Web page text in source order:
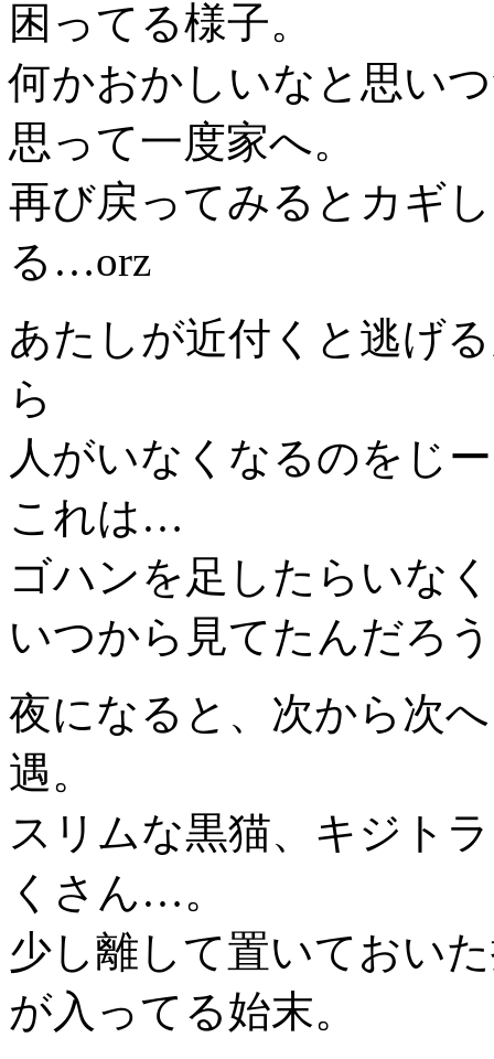
困ってる様子。
何かおかしいなと思い
思って一度家へ。
再び戻ってみるとカギ
る…orz
あたしが近付くと逃げ
ら
人がいなくなるのをじ
これは…
ゴハンを足したらいな
いつから見てたんだろ
夜になると、次から次
遇。
スリムな黒猫、キジト
くさん…。
少し離して置いておい
が入ってる始末。